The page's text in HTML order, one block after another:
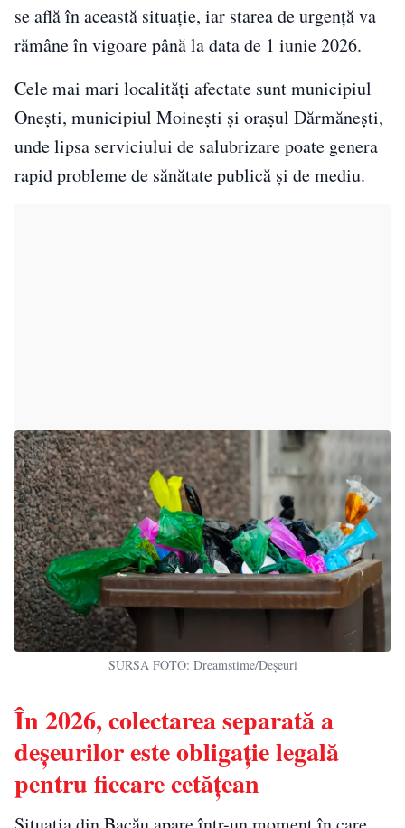
se află în această situație, iar starea de urgență va
rămâne în vigoare până la data de 1 iunie 2026.
Cele mai mari localități afectate sunt municipiul
Onești, municipiul Moinești și orașul Dărmănești,
unde lipsa serviciului de salubrizare poate genera
rapid probleme de sănătate publică și de mediu.
SURSA FOTO: Dreamstime/Deșeuri
În 2026, colectarea separată a
deșeurilor este obligație legală
pentru fiecare cetățean